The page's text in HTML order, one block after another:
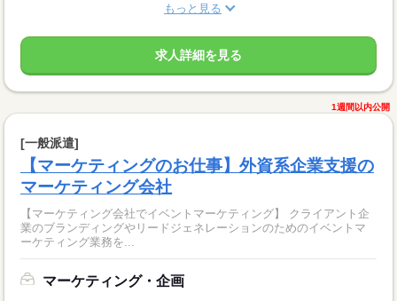
もっと見る
求人詳細を見る
1週間以内公開
[一般派遣]
【マーケティングのお仕事】外資系企業支援の
マーケティング会社
【マーケティング会社でイベントマーケティング】 クライアント企
業のブランディングやリードジェネレーションのためのイベントマ
ーケティング業務を...
マーケティング・企画